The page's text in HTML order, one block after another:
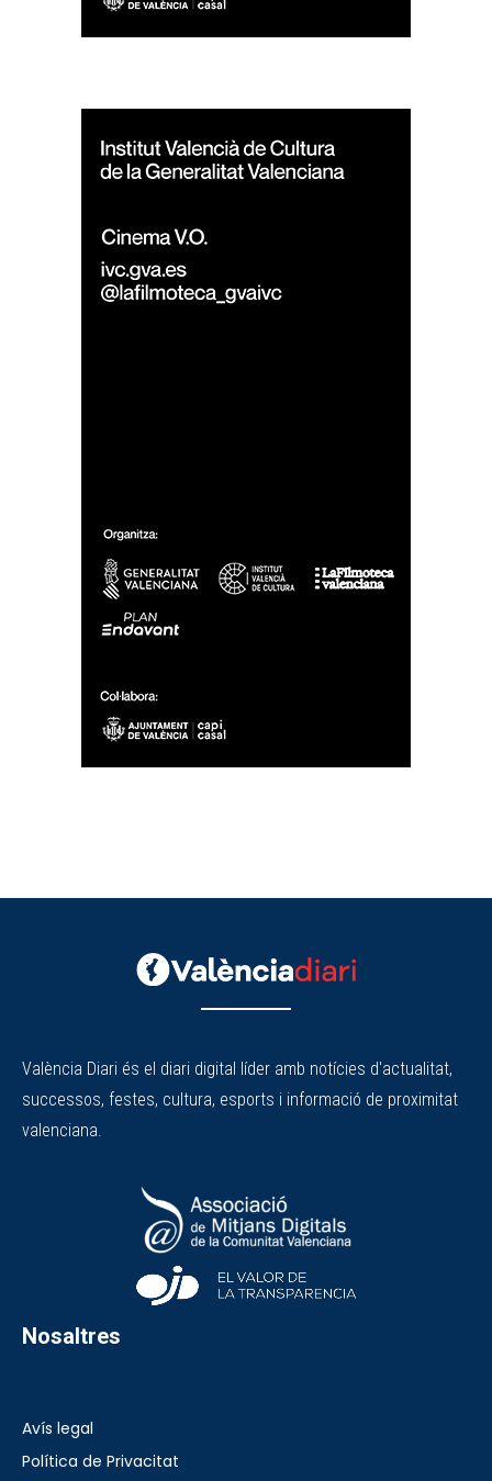
València Diari és el diari digital líder amb notícies d'actualitat,
successos, festes, cultura, esports i informació de proximitat
valenciana.
Nosaltres
Avís legal
Política de Privacitat